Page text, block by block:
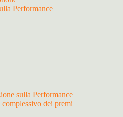
Performance
sulla Performance
complessivo dei premi